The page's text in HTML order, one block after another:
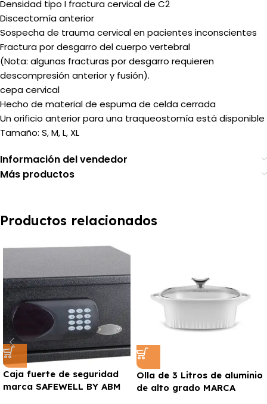
Densidad tipo I fractura cervical de C2
Discectomía anterior
Sospecha de trauma cervical en pacientes inconscientes
Fractura por desgarro del cuerpo vertebral
(Nota: algunas fracturas por desgarro requieren
descompresión anterior y fusión).
cepa cervical
Hecho de material de espuma de celda cerrada
Un orificio anterior para una traqueostomía está disponible
Tamaño: S, M, L, XL
Información del vendedor
Más productos
Productos relacionados
Caja fuerte de seguridad
marca SAFEWELL BY ABM
Olla de 3 Litros de aluminio
de alto grado MARCA